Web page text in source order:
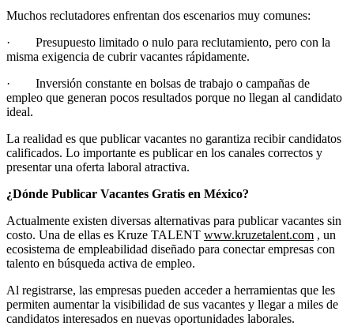
Muchos reclutadores enfrentan dos escenarios muy comunes:
· Presupuesto limitado o nulo para reclutamiento, pero con la
misma exigencia de cubrir vacantes rápidamente.
· Inversión constante en bolsas de trabajo o campañas de
empleo que generan pocos resultados porque no llegan al candidato
ideal.
La realidad es que publicar vacantes no garantiza recibir candidatos
calificados. Lo importante es publicar en los canales correctos y
presentar una oferta laboral atractiva.
¿Dónde Publicar Vacantes Gratis en México?
Actualmente existen diversas alternativas para publicar vacantes sin
costo. Una de ellas es Kruze TALENT www.kruzetalent.com , un
ecosistema de empleabilidad diseñado para conectar empresas con
talento en búsqueda activa de empleo.
Al registrarse, las empresas pueden acceder a herramientas que les
permiten aumentar la visibilidad de sus vacantes y llegar a miles de
candidatos interesados en nuevas oportunidades laborales.